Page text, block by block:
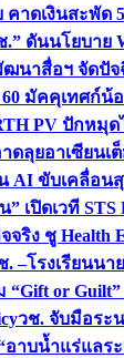
าดเงินสะพัด
ดันนโยบาย
นาสื่อฯ จัดปัจ
มัคคุเทศก์
PV ปักหมุ
ดลุยอาเซียนเ
AI ขับเคลื่อน
” เปิดเวที
ริง ชู Health
. –โรงเรียนนา
or
วช. จับมือระ
าบน้ำแร่แลระ